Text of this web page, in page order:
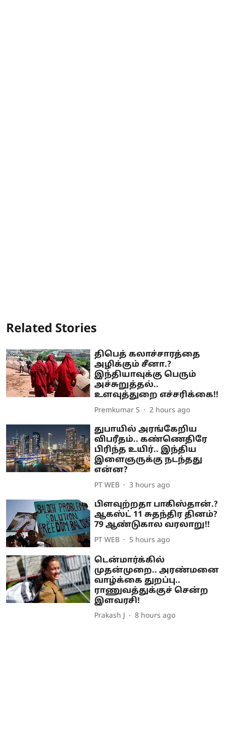
Related Stories
திபெத் கலாச்சாரத்தை
அழிக்கும் சீனா.?
இந்தியாவுக்கு பெரும்
அச்சுறுத்தல்..
உளவுத்துறை எச்சரிக்கை!!
Premkumar S 2 hours ago
துபாயில் அரங்கேறிய
விபரீதம்.. கண்ணெதிரே
பிரிந்த உயிர்.. இந்திய
இளைஞருக்கு நடந்தது
என்ன?
PT WEB 3 hours ago
பிளவுற்றதா பாகிஸ்தான்.?
ஆகஸ்ட் 11 சுதந்திர தினம்?
79 ஆண்டுகால வரலாறு!!
PT WEB 5 hours ago
டென்மார்க்கில்
முதன்முறை.. அரண்மனை
வாழ்க்கை துறப்பு..
ராணுவத்துக்குச் சென்ற
இளவரசி!
Prakash J 8 hours ago